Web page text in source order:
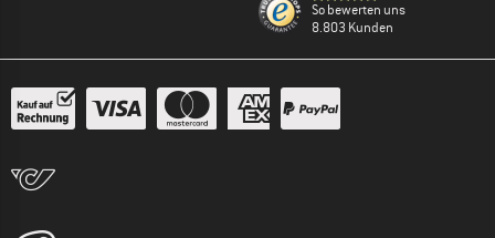
So bewerten uns
8.803 Kunden